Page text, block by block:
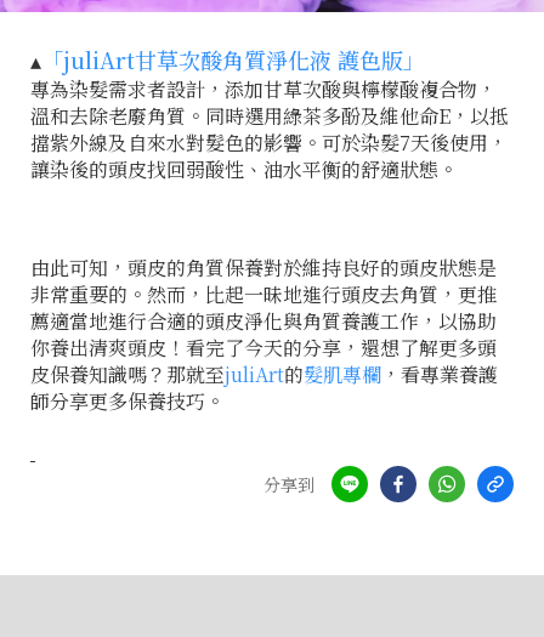
▴ 「juliArt甘草次酸角質淨化液 護色版」
專為染髮需求者設計，添加甘草次酸與檸檬酸複合物，
溫和去除老廢角質。同時選用綠茶多酚及維他命E，以抵
擋紫外線及自來水對髮色的影響。可於染髮7天後使用，
讓染後的頭皮找回弱酸性、油水平衡的舒適狀態。
由此可知，頭皮的角質保養對於維持良好的頭皮狀態是
非常重要的。然而，比起一昧地進行頭皮去角質，更推
薦適當地進行合適的頭皮淨化與角質養護工作，以協助
你養出清爽頭皮！看完了今天的分享，還想了解更多頭
皮保養知識嗎？那就至juliArt的髮肌專欄 ，看專業養護
師分享更多保養技巧。
分享到